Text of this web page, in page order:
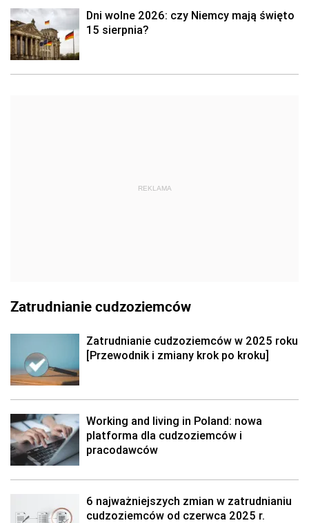
Dni wolne 2026: czy Niemcy mają święto
15 sierpnia?
REKLAMA
Zatrudnianie cudzoziemców
Zatrudnianie cudzoziemców w 2025 roku
[Przewodnik i zmiany krok po kroku]
Working and living in Poland: nowa
platforma dla cudzoziemców i
pracodawców
6 najważniejszych zmian w zatrudnianiu
cudzoziemców od czerwca 2025 r.